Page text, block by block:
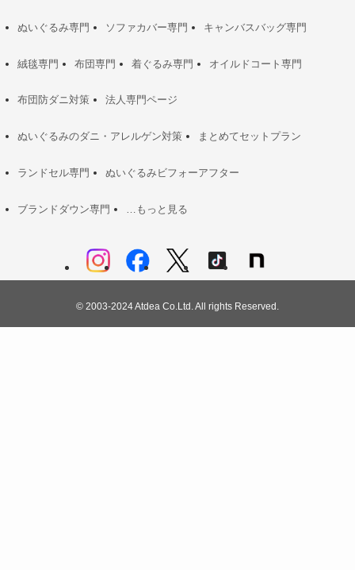
ぬいぐるみ専門 ソファカバー専門 キャンバスバッグ専門
絨毯専門 布団専門 着ぐるみ専門 オイルドコート専門
布団防ダニ対策 法人専門ページ
ぬいぐるみのダニ・アレルゲン対策 まとめてセットプラン
ランドセル専門 ぬいぐるみビフォーアフター
ブランドダウン専門 …もっと見る
© 2003-2024 Atdea Co.Ltd. All rights Reserved.